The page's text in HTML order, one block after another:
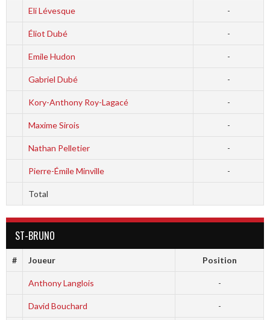
Eli Lévesque -
Éliot Dubé -
Emile Hudon -
Gabriel Dubé -
Kory-Anthony Roy-Lagacé -
Maxime Sirois -
Nathan Pelletier -
Pierre-Émile Minville -
Total
ST-BRUNO
# Joueur Position
Anthony Langlois -
David Bouchard -